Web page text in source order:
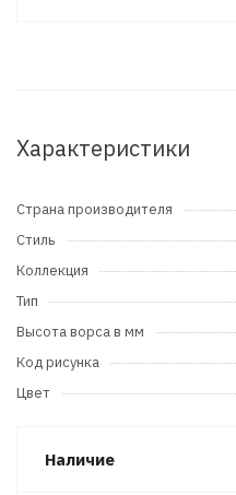
Характеристики
Страна производителя
Стиль
Коллекция
Тип
Высота ворса в мм
Код рисунка
Цвет
Наличие